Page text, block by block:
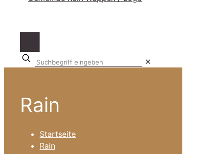
Suchbegriff
eingeben
✕
Rain
Startseite
Rain